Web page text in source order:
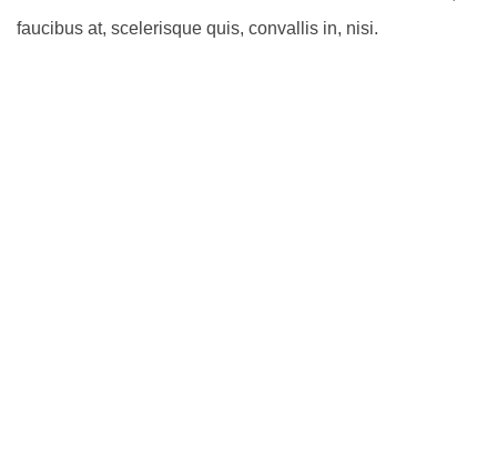
faucibus at, scelerisque quis, convallis in, nisi.